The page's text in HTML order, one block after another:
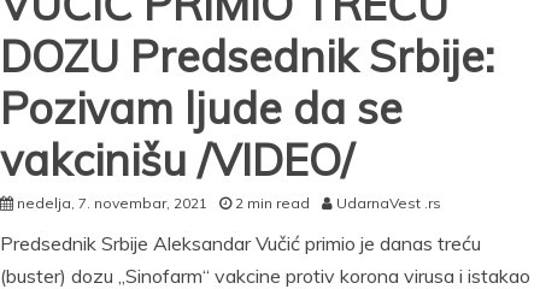
DOZU Predsednik Srbije:
Pozivam ljude da se
vakcinišu /VIDEO/
nedelja, 7. novembar, 2021 2 min read UdarnaVest .rs
Predsednik Srbije Aleksandar Vučić primio je danas treću
(buster) dozu „Sinofarm“ vakcine protiv korona virusa i istakao